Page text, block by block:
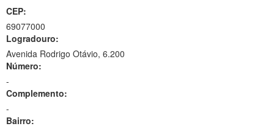
CEP:
69077000
Logradouro:
Avenida Rodrigo Otávio, 6.200
Número:
-
Complemento:
-
Bairro: